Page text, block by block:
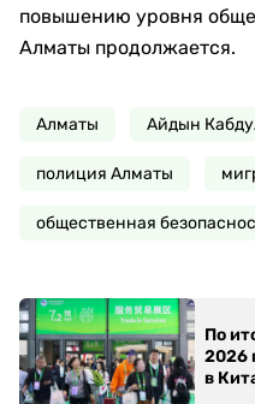
повышению уровня
Алматы продолжается.
Алматы Айдын
полиция Алматы
общественная
По
2026
в